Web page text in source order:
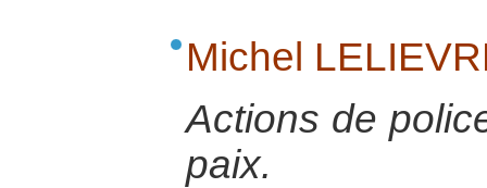
Michel
Actions de
paix.